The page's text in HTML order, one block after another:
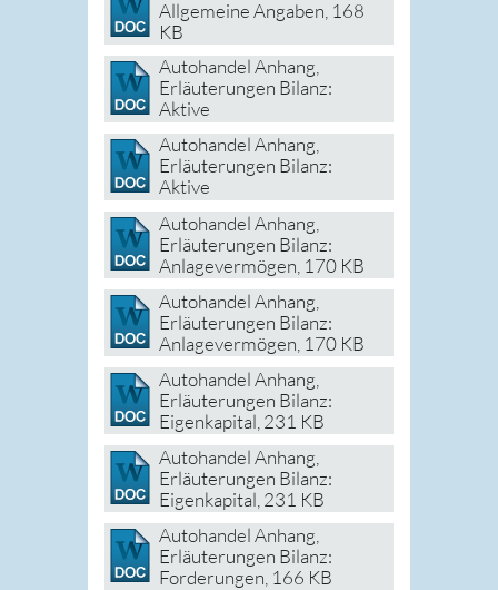
Allgemeine Angaben , 168
KB
Autohandel Anhang,
Erläuterungen Bilanz:
Aktive
Rechnungsabgrenzungspos
ten, 161 KB
Autohandel Anhang,
Erläuterungen Bilanz:
Aktive
Rechnungsabgrenzungspos
ten, 161 KB
Autohandel Anhang,
Erläuterungen Bilanz:
Anlagevermögen , 170 KB
Autohandel Anhang,
Erläuterungen Bilanz:
Anlagevermögen , 170 KB
Autohandel Anhang,
Erläuterungen Bilanz:
Eigenkapital , 231 KB
Autohandel Anhang,
Erläuterungen Bilanz:
Eigenkapital , 231 KB
Autohandel Anhang,
Erläuterungen Bilanz:
Forderungen , 166 KB